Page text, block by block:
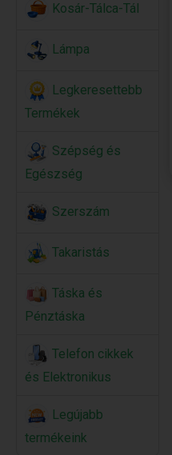
Kosár-Tálca-Tál
Lámpa
Legkeresettebb
Termékek
Szépség és
Egészség
Szerszám
Takaristás
Táska és
Pénztáska
Telefon cikkek
és Elektronikus
Legújabb
termékeink